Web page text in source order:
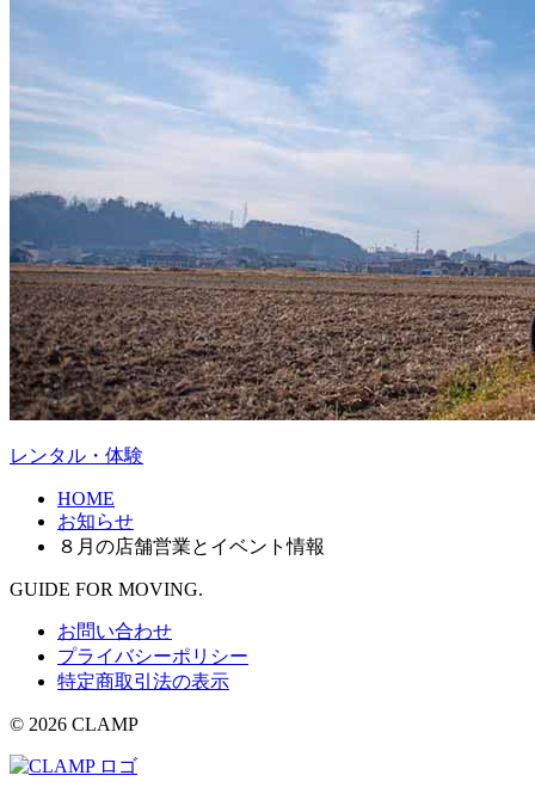
レンタル・体験
HOME
お知らせ
８月の店舗営業とイベント情報
GUIDE FOR MOVING.
お問い合わせ
プライバシーポリシー
特定商取引法の表示
© 2026 CLAMP